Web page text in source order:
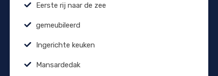
Eerste rij naar de zee
gemeubileerd
Ingerichte keuken
Mansardedak